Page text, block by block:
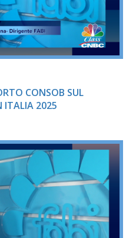
CONSOB SUL
ITALIA 2025